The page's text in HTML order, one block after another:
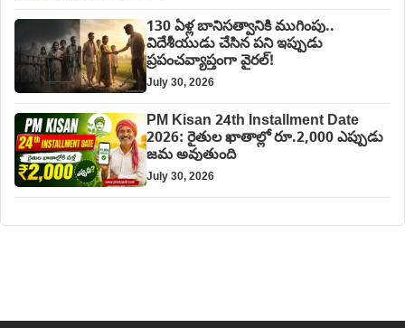
130 ఏళ్ల బానిసత్వానికి ముగింపు..
విదేశీయుడు చేసిన పని ఇప్పుడు
ప్రపంచవ్యాప్తంగా వైరల్!
July 30, 2026
PM Kisan 24th Installment Date
2026: రైతుల ఖాతాల్లో రూ.2,000 ఎప్పుడు
జమ అవుతుంది
July 30, 2026